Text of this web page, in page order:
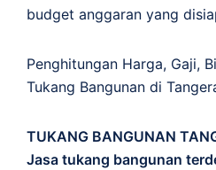
budget anggaran yang
Penghitungan Harga, Gaji,
Tukang Bangunan di
TUKANG BANGUNAN
Jasa tukang bangunan